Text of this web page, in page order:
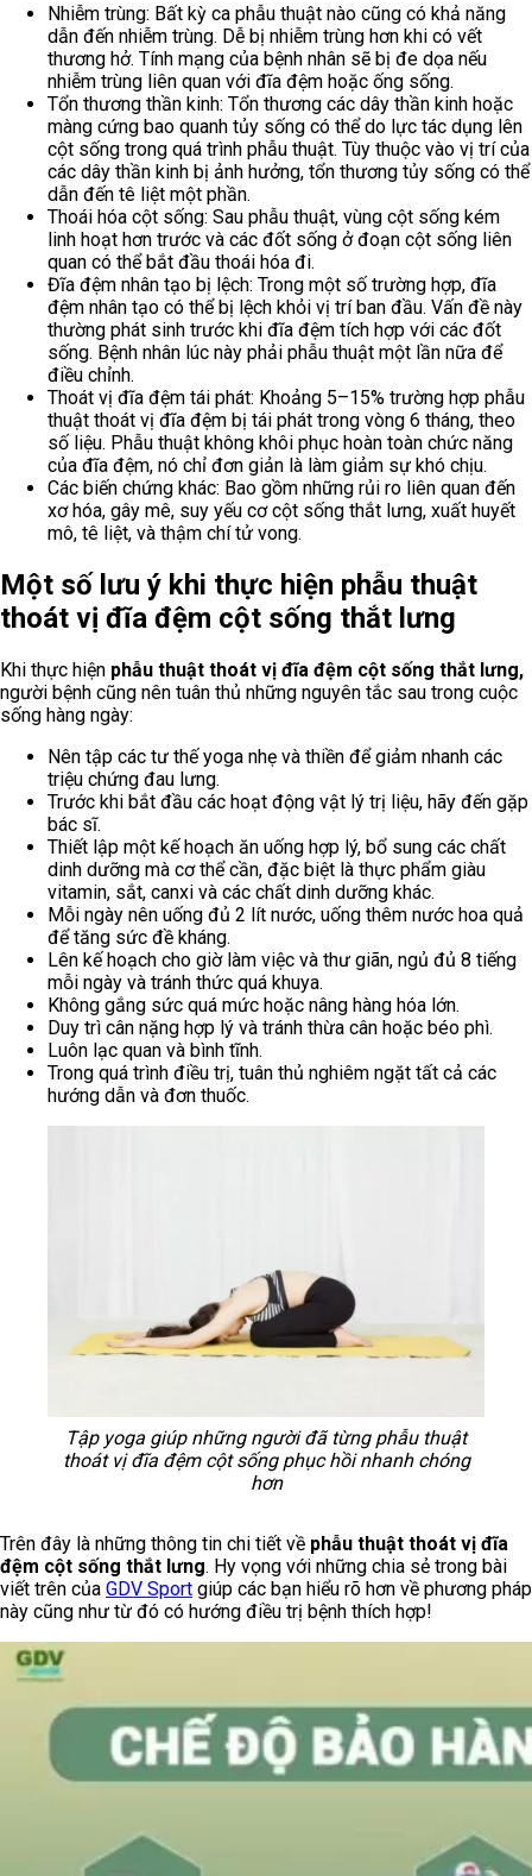
Nhiễm trùng: Bất kỳ ca phẫu thuật nào cũng có khả năng
dẫn đến nhiễm trùng. Dễ bị nhiễm trùng hơn khi có vết
thương hở. Tính mạng của bệnh nhân sẽ bị đe dọa nếu
nhiễm trùng liên quan với đĩa đệm hoặc ống sống.
Tổn thương thần kinh: Tổn thương các dây thần kinh hoặc
màng cứng bao quanh tủy sống có thể do lực tác dụng lên
cột sống trong quá trình phẫu thuật. Tùy thuộc vào vị trí của
các dây thần kinh bị ảnh hưởng, tổn thương tủy sống có thể
dẫn đến tê liệt một phần.
Thoái hóa cột sống: Sau phẫu thuật, vùng cột sống kém
linh hoạt hơn trước và các đốt sống ở đoạn cột sống liên
quan có thể bắt đầu thoái hóa đi.
Đĩa đệm nhân tạo bị lệch: Trong một số trường hợp, đĩa
đệm nhân tạo có thể bị lệch khỏi vị trí ban đầu. Vấn đề này
thường phát sinh trước khi đĩa đệm tích hợp với các đốt
sống. Bệnh nhân lúc này phải phẫu thuật một lần nữa để
điều chỉnh.
Thoát vị đĩa đệm tái phát: Khoảng 5–15% trường hợp phẫu
thuật thoát vị đĩa đệm bị tái phát trong vòng 6 tháng, theo
số liệu. Phẫu thuật không khôi phục hoàn toàn chức năng
của đĩa đệm, nó chỉ đơn giản là làm giảm sự khó chịu.
Các biến chứng khác: Bao gồm những rủi ro liên quan đến
xơ hóa, gây mê, suy yếu cơ cột sống thắt lưng, xuất huyết
mô, tê liệt, và thậm chí tử vong.
Một số lưu ý khi thực hiện phẫu thuật
thoát vị đĩa đệm cột sống thắt lưng
Khi thực hiện phẫu thuật thoát vị đĩa đệm cột sống thắt lưng,
người bệnh cũng nên tuân thủ những nguyên tắc sau trong cuộc
sống hàng ngày:
Nên tập các tư thế yoga nhẹ và thiền để giảm nhanh các
triệu chứng đau lưng.
Trước khi bắt đầu các hoạt động vật lý trị liệu, hãy đến gặp
bác sĩ.
Thiết lập một kế hoạch ăn uống hợp lý, bổ sung các chất
dinh dưỡng mà cơ thể cần, đặc biệt là thực phẩm giàu
vitamin, sắt, canxi và các chất dinh dưỡng khác.
Mỗi ngày nên uống đủ 2 lít nước, uống thêm nước hoa quả
để tăng sức đề kháng.
Lên kế hoạch cho giờ làm việc và thư giãn, ngủ đủ 8 tiếng
mỗi ngày và tránh thức quá khuya.
Không gắng sức quá mức hoặc nâng hàng hóa lớn.
Duy trì cân nặng hợp lý và tránh thừa cân hoặc béo phì.
Luôn lạc quan và bình tĩnh.
Trong quá trình điều trị, tuân thủ nghiêm ngặt tất cả các
hướng dẫn và đơn thuốc.
Tập yoga giúp những người đã từng phẫu thuật
thoát vị đĩa đệm cột sống phục hồi nhanh chóng
hơn
Trên đây là những thông tin chi tiết về phẫu thuật thoát vị đĩa
đệm cột sống thắt lưng. Hy vọng với những chia sẻ trong bài
viết trên của GDV Sport giúp các bạn hiểu rõ hơn về phương pháp
này cũng như từ đó có hướng điều trị bệnh thích hợp!